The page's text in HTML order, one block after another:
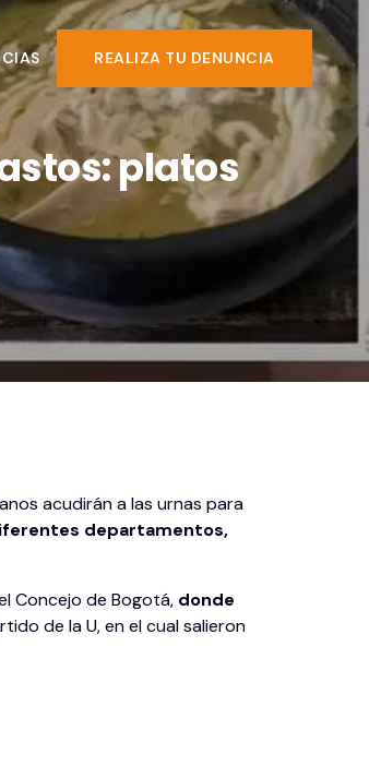
REALIZA TU DENUNCIA
platos
acudirán a las urnas para
departamentos,
Concejo de Bogotá, donde
de la U, en el cual salieron